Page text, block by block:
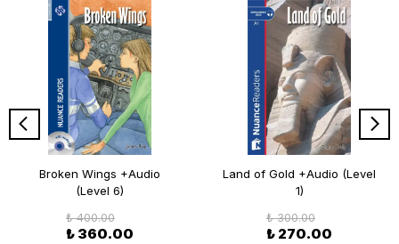
Broken Wings +Audio
(Level 6)
₺ 400.00
₺ 360.00
Land of Gold +Audio (Level
1)
₺ 300.00
₺ 270.00